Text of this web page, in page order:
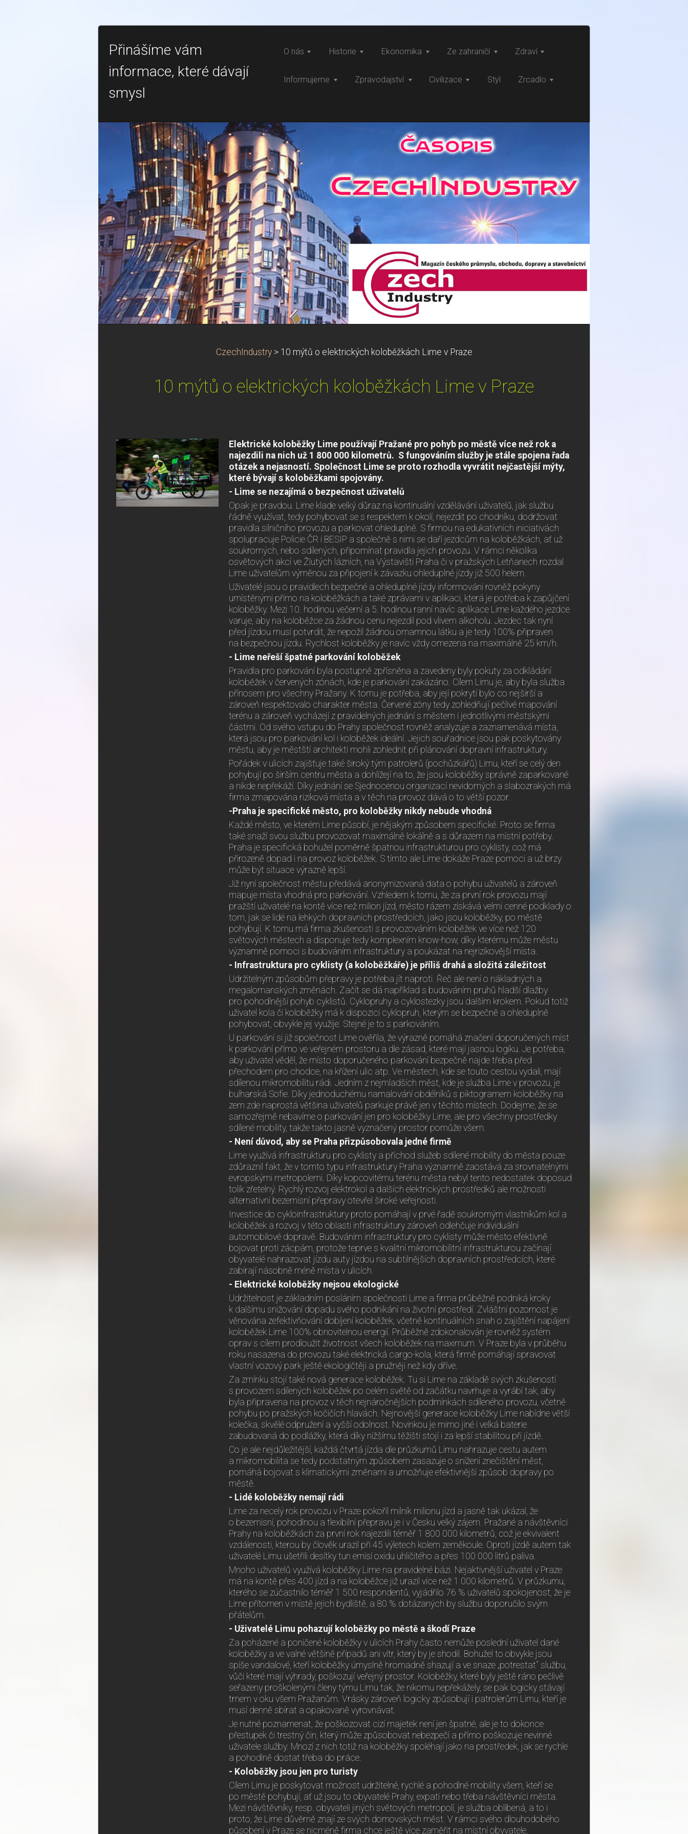
Přinášíme vám
informace, které dávají
smysl
O nás Historie Ekonomika Ze zahraničí Zdraví
Informujeme Zpravodajství Civilizace Styl Zrcadlo
CzechIndustry > 10 mýtů o elektrických koloběžkách Lime v Praze
10 mýtů o elektrických koloběžkách Lime v Praze
Elektrické koloběžky Lime používají Pražané pro pohyb po městě více než rok a
najezdili na nich už 1 800 000 kilometrů. S fungováním služby je stále spojena řada
otázek a nejasností. Společnost Lime se proto rozhodla vyvrátit nejčastější mýty,
které bývají s koloběžkami spojovány.
- Lime se nezajímá o bezpečnost uživatelů
Opak je pravdou. Lime klade velký důraz na kontinuální vzdělávání uživatelů, jak službu
řádně využívat, tedy pohybovat se s respektem k okolí, nejezdit po chodníku, dodržovat
pravidla silničního provozu a parkovat ohleduplně. S firmou na edukativních iniciativách
spolupracuje Policie ČR i BESIP a společně s nimi se daří jezdcům na koloběžkách, ať už
soukromých, nebo sdílených, připomínat pravidla jejich provozu. V rámci několika
osvětových akcí ve Žlutých lázních, na Výstavišti Praha či v pražských Letňanech rozdal
Lime uživatelům výměnou za připojení k závazku ohleduplné jízdy již 500 helem.
Uživatelé jsou o pravidlech bezpečné a ohleduplné jízdy informováni rovněž pokyny
umístěnými přímo na koloběžkách a také zprávami v aplikaci, která je potřeba k zapůjčení
koloběžky. Mezi 10. hodinou večerní a 5. hodinou ranní navíc aplikace Lime každého jezdce
varuje, aby na koloběžce za žádnou cenu nejezdil pod vlivem alkoholu. Jezdec tak nyní
před jízdou musí potvrdit, že nepožil žádnou omamnou látku a je tedy 100% připraven
na bezpečnou jízdu. Rychlost koloběžky je navíc vždy omezena na maximálně 25 km/h.
- Lime neřeší špatné parkování koloběžek
Pravidla pro parkování byla postupně zpřísněna a zavedeny byly pokuty za odkládání
koloběžek v červených zónách, kde je parkování zakázáno. Cílem Limu je, aby byla služba
přínosem pro všechny Pražany. K tomu je potřeba, aby její pokrytí bylo co nejširší a
zároveň respektovalo charakter města. Červené zóny tedy zohledňují pečlivé mapování
terénu a zároveň vycházejí z pravidelných jednání s městem i jednotlivými městskými
částmi. Od svého vstupu do Prahy společnost rovněž analyzuje a zaznamenává místa,
která jsou pro parkování kol i koloběžek ideální. Jejich souřadnice jsou pak poskytovány
městu, aby je městští architekti mohli zohlednit při plánování dopravní infrastruktury.
Pořádek v ulicích zajišťuje také široký tým patrolerů (pochůzkářů) Limu, kteří se celý den
pohybují po širším centru města a dohlížejí na to, že jsou koloběžky správně zaparkované
a nikde nepřekáží. Díky jednání se Sjednocenou organizací nevidomých a slabozrakých má
firma zmapována riziková místa a v těch na provoz dává o to větší pozor.
-Praha je specifické město, pro koloběžky nikdy nebude vhodná
Každé město, ve kterém Lime působí, je nějakým způsobem specifické. Proto se firma
také snaží svou službu provozovat maximálně lokálně a s důrazem na místní potřeby.
Praha je specifická bohužel poměrně špatnou infrastrukturou pro cyklisty, což má
přirozeně dopad i na provoz koloběžek. S tímto ale Lime dokáže Praze pomoci a už brzy
může být situace výrazně lepší.
Již nyní společnost městu předává anonymizovaná data o pohybu uživatelů a zároveň
mapuje místa vhodná pro parkování. Vzhledem k tomu, že za první rok provozu mají
pražští uživatelé na kontě více než milion jízd, město rázem získává velmi cenné podklady o
tom, jak se lidé na lehkých dopravních prostředcích, jako jsou koloběžky, po městě
pohybují. K tomu má firma zkušenosti s provozováním koloběžek ve více než 120
světových městech a disponuje tedy komplexním know-how, díky kterému může městu
významně pomoci s budováním infrastruktury a poukázat na nejrizikovější místa.
- Infrastruktura pro cyklisty (a koloběžkáře) je příliš drahá a složitá záležitost
Udržitelným způsobům přepravy je potřeba jít naproti. Řeč ale není o nákladných a
megalomanských změnách. Začít se dá například s budováním pruhů hladší dlažby
pro pohodlnější pohyb cyklistů. Cyklopruhy a cyklostezky jsou dalším krokem. Pokud totiž
uživatel kola či koloběžky má k dispozici cyklopruh, kterým se bezpečně a ohleduplně
pohybovat, obvykle jej využije. Stejné je to s parkováním.
U parkování si již společnost Lime ověřila, že výrazně pomáhá značení doporučených míst
k parkování přímo ve veřejném prostoru a dle zásad, které mají jasnou logiku. Je potřeba,
aby uživatel věděl, že místo doporučeného parkování bezpečně najde třeba před
přechodem pro chodce, na křížení ulic atp. Ve městech, kde se touto cestou vydali, mají
sdílenou mikromobilitu rádi. Jedním z nejmladších měst, kde je služba Lime v provozu, je
bulharská Sofie. Díky jednoduchému namalování obdélníků s piktogramem koloběžky na
zem zde naprostá většina uživatelů parkuje právě jen v těchto místech. Dodejme, že se
samozřejmě nebavíme o parkování jen pro koloběžky Lime, ale pro všechny prostředky
sdílené mobility, takže takto jasně vyznačený prostor pomůže všem.
- Není důvod, aby se Praha přizpůsobovala jedné firmě
Lime využívá infrastrukturu pro cyklisty a příchod služeb sdílené mobility do města pouze
zdůraznil fakt, že v tomto typu infrastruktury Praha významně zaostává za srovnatelnými
evropskými metropolemi. Díky kopcovitému terénu města nebyl tento nedostatek doposud
tolik zřetelný. Rychlý rozvoj elektrokol a dalších elektrických prostředků ale možnosti
alternativní bezemisní přepravy otevřel široké veřejnosti.
Investice do cykloinfrastruktury proto pomáhají v prvé řadě soukromým vlastníkům kol a
koloběžek a rozvoj v této oblasti infrastruktury zároveň odlehčuje individuální
automobilové dopravě. Budováním infrastruktury pro cyklisty může město efektivně
bojovat proti zácpám, protože teprve s kvalitní mikromobilitní infrastrukturou začínají
obyvatelé nahrazovat jízdu auty jízdou na subtilnějších dopravních prostředcích, které
zabírají násobně méně místa v ulicích.
- Elektrické koloběžky nejsou ekologické
Udržitelnost je základním posláním společnosti Lime a firma průběžně podniká kroky
k dalšímu snižování dopadu svého podnikání na životní prostředí. Zvláštní pozornost je
věnována zefektivňování dobíjení koloběžek, včetně kontinuálních snah o zajištění napájení
koloběžek Lime 100% obnovitelnou energií. Průběžně zdokonalován je rovněž systém
oprav s cílem prodloužit životnost všech koloběžek na maximum. V Praze byla v průběhu
roku nasazena do provozu také elektrická cargo-kola, která firmě pomáhají spravovat
vlastní vozový park ještě ekologičtěji a pružněji než kdy dříve.
Za zmínku stojí také nová generace koloběžek. Tu si Lime na základě svých zkušeností
s provozem sdílených koloběžek po celém světě od začátku navrhuje a vyrábí tak, aby
byla připravena na provoz v těch nejnáročnějších podmínkách sdíleného provozu, včetně
pohybu po pražských kočičích hlavách. Nejnovější generace koloběžky Lime nabídne větší
kolečka, skvělé odpružení a vyšší odolnost. Novinkou je mimo jiné i velká baterie
zabudovaná do podlážky, která díky nižšímu těžišti stojí i za lepší stabilitou při jízdě.
Co je ale nejdůležitější, každá čtvrtá jízda dle průzkumů Limu nahrazuje cestu autem
a mikromobilita se tedy podstatným způsobem zasazuje o snížení znečištění měst,
pomáhá bojovat s klimatickými změnami a umožňuje efektivnější způsob dopravy po
městě.
- Lidé koloběžky nemají rádi
Lime za necelý rok provozu v Praze pokořil milník milionu jízd a jasně tak ukázal, že
o bezemisní, pohodlnou a flexibilní přepravu je i v Česku velký zájem. Pražané a návštěvníci
Prahy na koloběžkách za první rok najezdili téměř 1 800 000 kilometrů, což je ekvivalent
vzdálenosti, kterou by člověk urazil při 45 výletech kolem zeměkoule. Oproti jízdě autem tak
uživatelé Limu ušetřili desítky tun emisí oxidu uhličitého a přes 100 000 litrů paliva.
Mnoho uživatelů využívá koloběžky Lime na pravidelné bázi. Nejaktivnější uživatel v Praze
má na kontě přes 400 jízd a na koloběžce již urazil více než 1 000 kilometrů. V průzkumu,
kterého se zúčastnilo téměř 1 500 respondentů, vyjádřilo 76 % uživatelů spokojenost, že je
Lime přítomen v místě jejich bydliště, a 80 % dotázaných by službu doporučilo svým
přátelům.
- Uživatelé Limu pohazují koloběžky po městě a škodí Praze
Za poházené a poničené koloběžky v ulicích Prahy často nemůže poslední uživatel dané
koloběžky a ve valné většině případů ani vítr, který by je shodil. Bohužel to obvykle jsou
spíše vandalové, kteří koloběžky úmyslně hromadně shazují a ve snaze „potrestat“ službu,
vůči které mají výhrady, poškozují veřejný prostor. Koloběžky, které byly ještě ráno pečlivě
seřazeny proškolenými členy týmu Limu tak, že nikomu nepřekážely, se pak logicky stávají
trnem v oku všem Pražanům. Vrásky zároveň logicky způsobují i patrolerům Limu, kteří je
musí denně sbírat a opakovaně vyrovnávat.
Je nutné poznamenat, že poškozovat cizí majetek není jen špatné, ale je to dokonce
přestupek či trestný čin, který může způsobovat nebezpečí a přímo poškozuje nevinné
uživatele služby. Mnozí z nich totiž na koloběžky spoléhají jako na prostředek, jak se rychle
a pohodlně dostat třeba do práce.
- Koloběžky jsou jen pro turisty
Cílem Limu je poskytovat možnost udržitelné, rychlé a pohodlné mobility všem, kteří se
po městě pohybují, ať už jsou to obyvatelé Prahy, expati nebo třeba návštěvníci města.
Mezi návštěvníky, resp. obyvateli jiných světových metropolí, je služba oblíbená, a to i
proto, že Lime důvěrně znají ze svých domovských měst. V rámci svého dlouhodobého
působení v Praze se nicméně firma chce ještě více zaměřit na místní obyvatele.